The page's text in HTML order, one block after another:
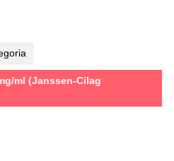
ml (Janssen-Cilag